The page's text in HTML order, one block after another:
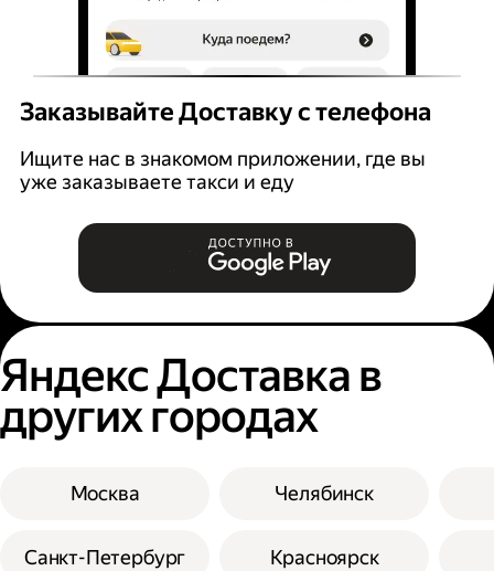
Заказывайте Доставку с телефона
Ищите нас в знакомом приложении, где вы
уже заказываете такси и еду
Яндекс Доставка в
других городах
Москва
Санкт-Петербург
Челябинск
Красноярск